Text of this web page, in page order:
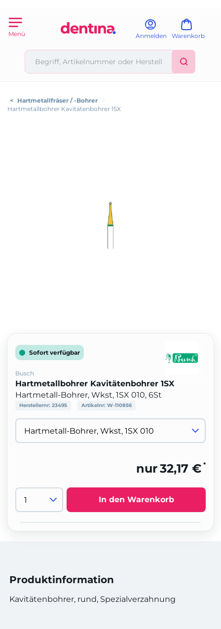
Menü Anmelden Warenkorb
< Hartmetallfräser / -Bohrer >
Hartmetallbohrer Kavitätenbohrer 1SX
Sofort verfügbar
Busch
Hartmetallbohrer Kavitätenbohrer 1SX
Hartmetall-Bohrer, Wkst, 1SX 010, 6St
Herstellernr: 23495 Artikelnr: W-110856
nur32,17 € *
In den Warenkorb
Produktinformation
Kavitätenbohrer, rund, Spezialverzahnung